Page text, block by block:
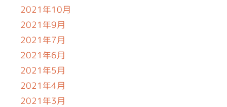
2021年10月
2021年9月
2021年7月
2021年6月
2021年5月
2021年4月
2021年3月